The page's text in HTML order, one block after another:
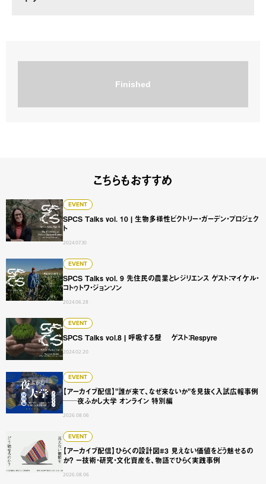
Finished
こちらもおすすめ
EVENT
SPCS Talks vol. 10 | 生物多様性ビクトリー・ガーデン・プロジェク
ト
2024.07.30
SPCS Talks vol. 10 | 生物多様性ビクトリー・ガーデン・プ
EVENT
SPCS Talks vol. 9 先住民の農業とレジリエンス ゲスト：マイケル・
コトゥトワ・ジョンソン
2024.06.28
SPCS Talks vol. 9 先住民の農業とレジリエンス ゲスト：マ
EVENT
SPCS Talks vol.8 | 呼吸する壁 ゲスト：Respyre
2024.02.20
SPCS Talks vol.8 | 呼吸する壁 ゲスト：Respyre
EVENT
【アーカイブ配信】"誰が来て、なぜ来ないか"を見抜く入試広報事例
──夜ふかし大学 オンライン 特別編
2026.08.06
【アーカイブ配信】"誰が来て、なぜ来ないか"を見抜く入
EVENT
【アーカイブ配信】ひらくの設計図#3 見えない価値をどう魅せるの
か？ ー技術・研究・文化資産を、物語でひらく実践事例
2026.08.06
【アーカイブ配信】ひらくの設計図#3 見えない価値をどう